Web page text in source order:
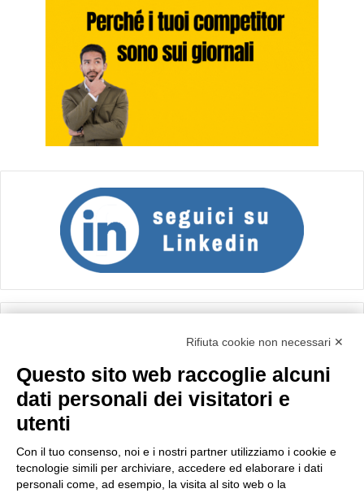
Importo netto (€):
Rifiuta cookie non necessari ✕
Questo sito web raccoglie alcuni
dati personali dei visitatori e
utenti
Con il tuo consenso, noi e i nostri partner utilizziamo i cookie e
tecnologie simili per archiviare, accedere ed elaborare i dati
personali come, ad esempio, la visita al sito web o la